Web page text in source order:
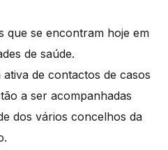
que se encontram hoje em
de saúde.
ativa de contactos de casos
a ser acompanhadas
dos vários concelhos da